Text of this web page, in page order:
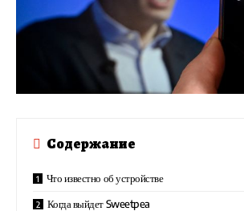
Содержание
Что известно об устройстве
Когда выйдет Sweetpea